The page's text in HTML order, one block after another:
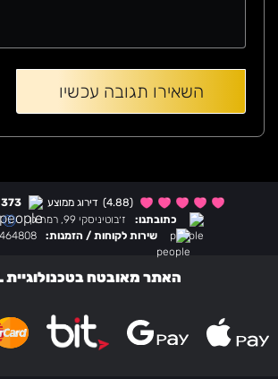
כתובתנו:
ז׳בוטיניסקי 99, רמת גן
שירות לקוחות / הזמנות:
373 (4.88) דירוג ממוצע
האתר מאובטח בטכנולוגיית SSL